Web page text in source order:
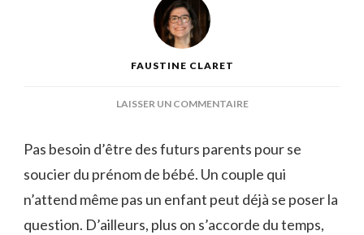
FAUSTINE CLARET
LAISSER UN COMMENTAIRESUR
DE
PRÉNOMS
V
POUR
Pas besoin d’être des futurs parents pour se
soucier du prénom de bébé. Un couple qui
n’attend même pas un enfant peut déjà se poser la
question. D’ailleurs, plus on s’accorde du temps,